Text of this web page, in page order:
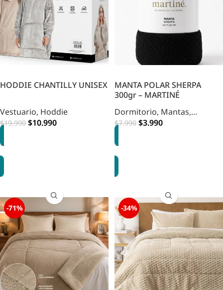
HODDIE CHANTILLY UNISEX
Vestuario, Hoddie
$19.990 $10.990
MANTA POLAR SHERPA
300gr – MARTINÉ
Dormitorio, Mantas,
Decohogar,Mantas
$7.990 $3.990
-71% -34%